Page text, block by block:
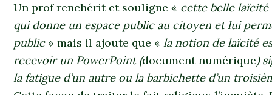
Un prof renchérit et souligne « cette belle laïcité
qui donne un espace public au citoyen et lui
public » mais il ajoute que « la notion de laïcité
recevoir un PowerPoint (document numérique)
la fatigue d’un autre ou la barbichette d’un